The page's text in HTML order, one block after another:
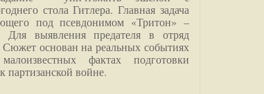
стола Гитлера. Главная задача
под псевдонимом «Тритон» –
Для выявления предателя в отряд
основан на реальных событиях
фактах подготовки
партизанской войне.